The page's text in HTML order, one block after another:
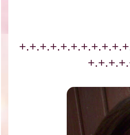
+.+.+.+.+.+.+.+.+.+.
+.+.+.